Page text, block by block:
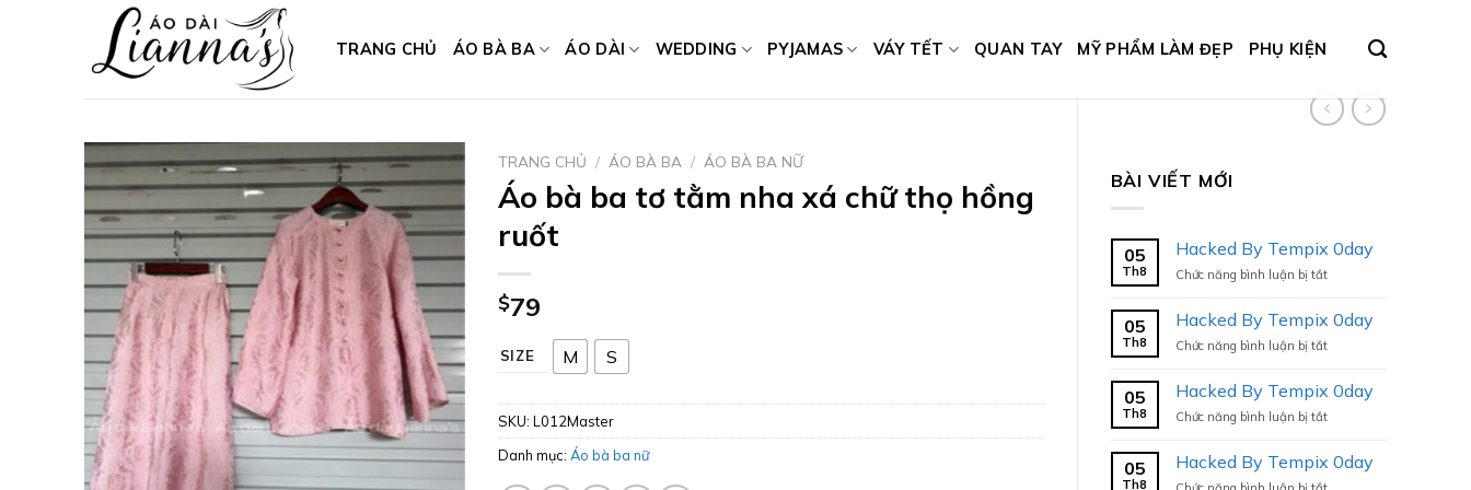
TRANG CHỦ ÁO BÀ BA ÁO DÀI WEDDING PYJAMAS VÁY TẾT QUAN TAY MỸ PHẨM LÀM ĐẸP PHỤ KIỆN
BÀI VIẾT MỚI
05
Th8
Hacked By Tempix 0day
Chức năng bình luận bị tắtở
Tempix
0day
05
Th8
Hacked By Tempix 0day
Chức năng bình luận bị tắtở
Tempix
0day
05
Th8
Hacked By Tempix 0day
Chức năng bình luận bị tắtở
Tempix
05
Th8
Hacked By Tempix 0day
ở
TRANG CHỦ / ÁO BÀ BA / ÁO BÀ BA NỮ
Áo bà ba tơ tằm nha xá chữ thọ hồng
ruốt
$79
SIZE M S
SKU: L012Master
Danh mục: Áo bà ba nữ